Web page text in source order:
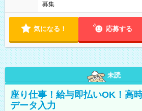
募集
気になる！ 応募する
未読
座り仕事！給与即払いOK！高
データ入力